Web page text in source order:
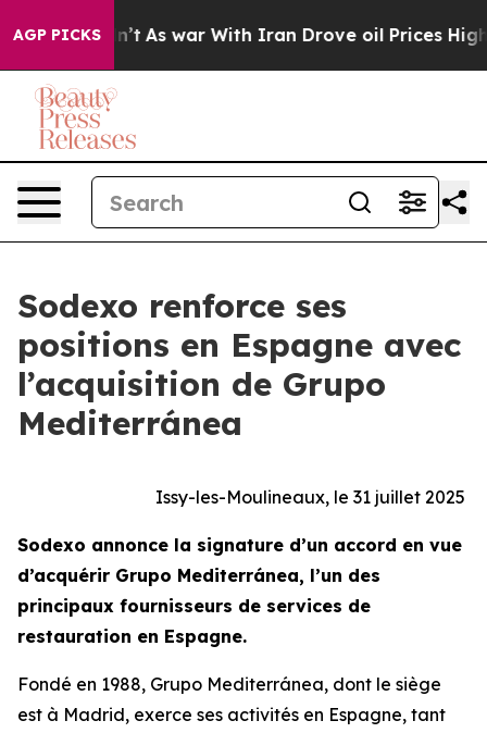
AGP PICKS
it Didn’t As war With Iran Drove oil Prices Higher,
Sodexo renforce ses
positions en Espagne avec
l’acquisition de Grupo
Mediterránea
Issy-les-Moulineaux, le 31 juillet 2025
Sodexo annonce la signature d’un accord en vue
d’acquérir Grupo Mediterránea, l’un des
principaux fournisseurs de services de
restauration en Espagne.
Fondé en 1988, Grupo Mediterránea, dont le siège
est à Madrid, exerce ses activités en Espagne, tant